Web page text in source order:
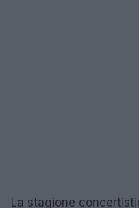
La stagione